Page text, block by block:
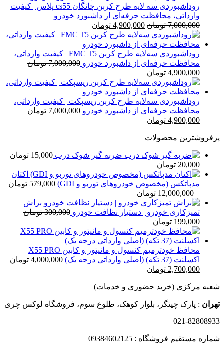
بود.
است.روداشبوردی سه‌ لایه طرح کربن چانگان cs55 پلاس | کیفیت
وارداتی، محافظت حرفه‌ای از داشبورد خودرو
7,000,000 تومان قیمت
اصلی
7,000,000 تومان
بود.
4,900,000 تومان
فعلی
است.
روداشبوردی سه‌لایه طرح کربن FMC T5 | کیفیت وارداتی،
محافظت حرفه‌ای از داشبورد خودرو 7,000,000 تومان
قیمت
اصلی
7,000,000 تومان
بود.
4,900,000 تومان
فعلی
4,900,000 تومان
است.
روداشبوردی سه‌لایه طرح کربن ریسپکت | کیفیت وارداتی،
محافظت حرفه‌ای از داشبورد خودرو 7,000,000 تومان
قیمت
7,000,000 تومان
4,900,000 تومان
پرفروشترین محصولات
ضربه گیر شوک درب 15,000 تومان –
20,000 تومان
قیمت:
15,000 تومان
تا
20,000 تومان
اکتان
مدپاتکس (مخصوص خودروهای توربو و GDI)
579,000 تومان
–
12,000,000 تومان
قیمت:
579,000 تومان
12,000,000 تومان
براش
تمیزکاری خودرو | دستیار نظافت خودرو 300,000 تومان
قیمت
اصلی
300,000 تومان
بود.
199,000 تومان
فعلی
199,000 تومان
است.
محافظ خودترمیم کنسول و مانیتور و کابین X55 PRO
اکسلنت (37 تکه) (اصلی وارداتی درجه یک)
4,000,000 تومان
قیمت
4,000,000 تومان
2,700,000 تومان
2,700,000 تومان
شعبه مرکزی (خرید حضوری و خدمات)
تهران : پارک چیتگر، بلوار کوهک، طلوع سوم، فروشگاه لوکس چری
021-82808933
شماره مستقیم فروشگاه : 09384602125